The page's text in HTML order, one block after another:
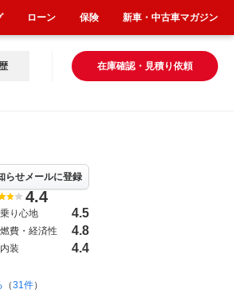
在庫確認・見積り依頼
らせメールに登録
4.4
乗り心地 4.5
燃費・経済性 4.8
内装 4.4
（31件）
ローン 保険 新車・中古車マガジン